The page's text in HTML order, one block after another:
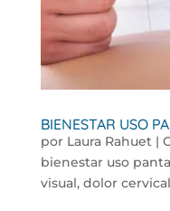
BIENESTAR USO
por Laura Rahuet|
bienestar uso
visual, dolor